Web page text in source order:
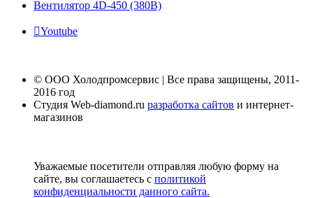
Вентилятор 4D-450 (380В)
Youtube
© ООО Холодпромсервис | Все права защищены, 2011-
2016 год
Студия Web-diamond.ru разработка сайтов и интернет-
магазинов
Уважаемые посетители отправляя любую форму на
сайте, вы соглашаетесь с политикой
конфиденциальности данного сайта.